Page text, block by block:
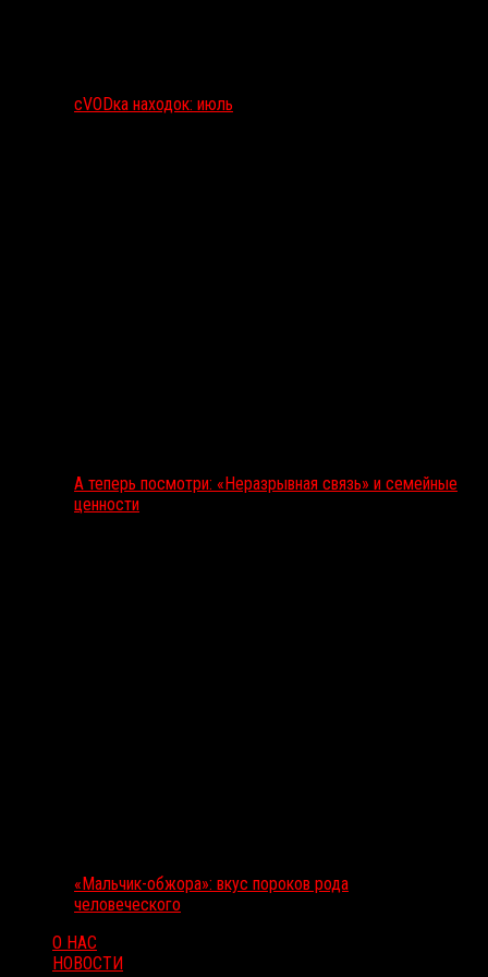
сVODка находок: июль
А теперь посмотри: «Неразрывная связь» и семейные
ценности
«Мальчик-обжора»: вкус пороков рода
человеческого
О НАС
НОВОСТИ